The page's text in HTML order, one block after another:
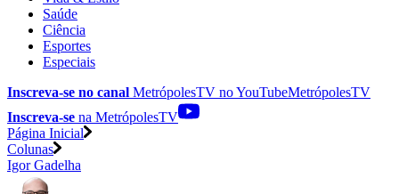
Saúde
Ciência
Esportes
Especiais
Inscreva-se no canal MetrópolesTV noYouTubeMetrópolesTV
Inscreva-se na MetrópolesTV
Página Inicial
Colunas
Igor Gadelha